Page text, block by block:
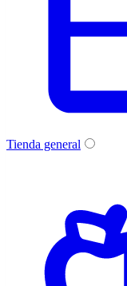
Tienda general